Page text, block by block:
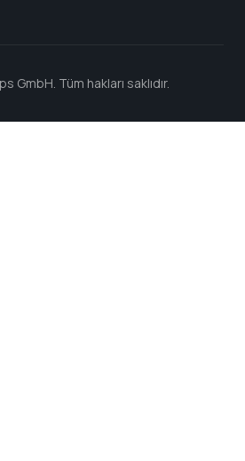
Tüm hakları saklıdır.